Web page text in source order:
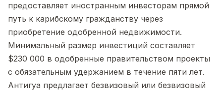
предоставляет иностранным инвесторам прямой
путь к карибскому гражданству через
приобретение одобренной недвижимости.
Минимальный размер инвестиций составляет
$230 000 в одобренные правительством проекты
с обязательным удержанием в течение пяти лет.
Антигуа предлагает безвизовый или безвизовый